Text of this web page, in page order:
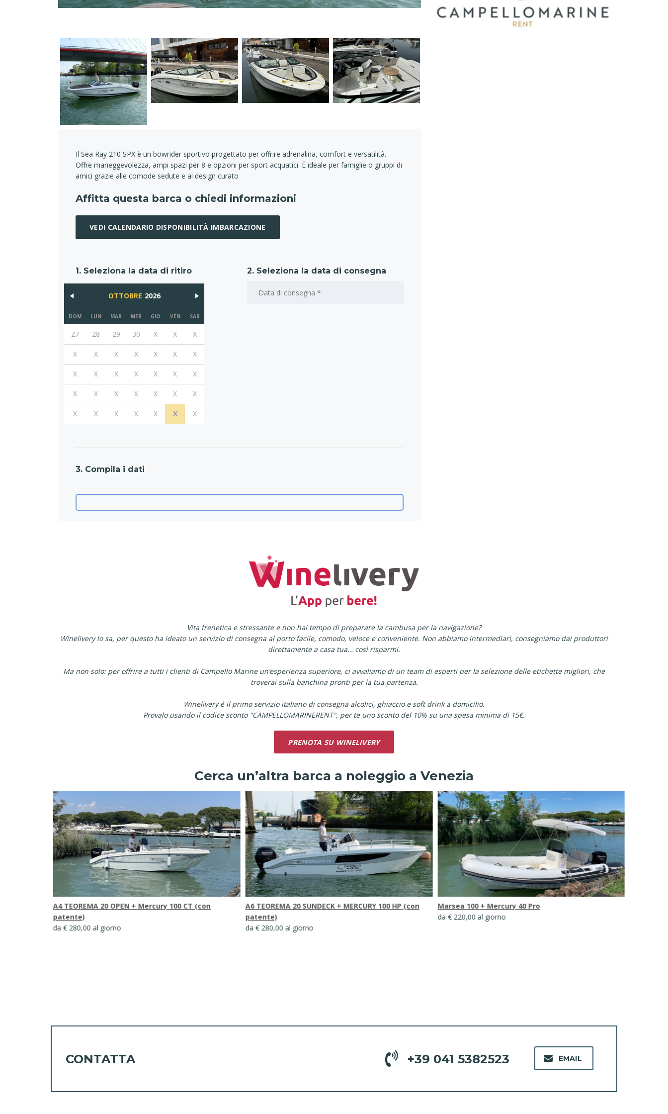
Il Sea Ray 210 SPX è un bowrider sportivo progettato per offrire adrenalina, comfort e versatilità.
Offre maneggevolezza, ampi spazi per 8 e opzioni per sport acquatici. È ideale per famiglie o gruppi di
amici grazie alle comode sedute e al design curato
Affitta questa barca o chiedi informazioni
VEDI CALENDARIO DISPONIBILITÀ IMBARCAZIONE
1. Seleziona la data di ritiro
OTTOBRE 2026
DOM LUN MAR MER GIO VEN SAB
27 28 29 30 X X X
X X X X X X X
X X X X X X X
X X X X X X X
X X X X X X X
2. Seleziona la data di consegna
3. Compila i dati
Vita frenetica e stressante e non hai tempo di preparare la cambusa per la navigazione?
Winelivery lo sa, per questo ha ideato un servizio di consegna al porto facile, comodo, veloce e conveniente. Non abbiamo intermediari, consegniamo dai produttori
direttamente a casa tua… così risparmi.
Ma non solo: per offrire a tutti i clienti di Campello Marine un’esperienza superiore, ci avvaliamo di un team di esperti per la selezione delle etichette migliori, che
troverai sulla banchina pronti per la tua partenza.
Winelivery è il primo servizio italiano di consegna alcolici, ghiaccio e soft drink a domicilio.
Provalo usando il codice sconto "CAMPELLOMARINERENT", per te uno sconto del 10% su una spesa minima di 15€.
PRENOTA SU WINELIVERY
Cerca un’altra barca a noleggio a Venezia
A4 TEOREMA 20 OPEN + Mercury 100 CT (con
patente)
da € 280,00 al giorno
A6 TEOREMA 20 SUNDECK + MERCURY 100 HP (con
patente)
da € 280,00 al giorno
Marsea 100 + Mercury 40 Pro
da € 220,00 al giorno
CONTATTA EMAIL
+39 041 5382523